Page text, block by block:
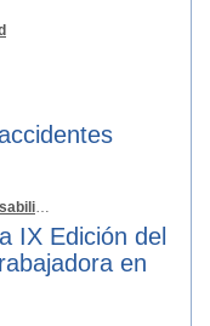
Social
IX Edición del
en